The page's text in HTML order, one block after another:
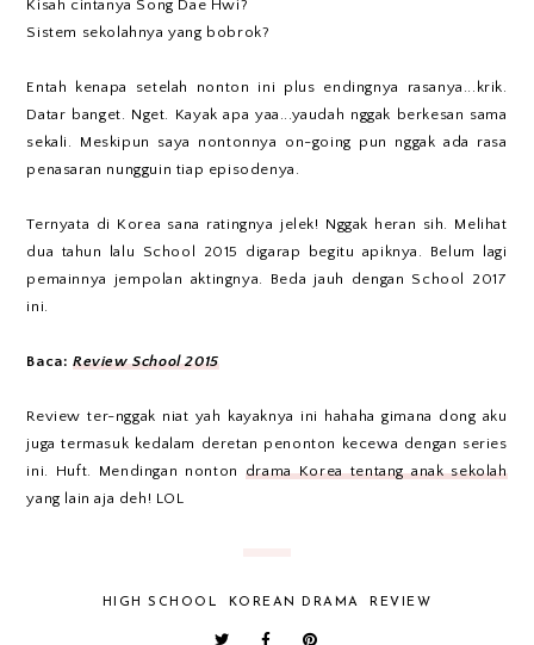
Kisah cintanya Song Dae Hwi?
Sistem sekolahnya yang bobrok?
Entah kenapa setelah nonton ini plus endingnya rasanya...krik.
Datar banget. Nget. Kayak apa yaa...yaudah nggak berkesan sama
sekali. Meskipun saya nontonnya on-going pun nggak ada rasa
penasaran nungguin tiap episodenya.
Ternyata di Korea sana ratingnya jelek! Nggak heran sih. Melihat
dua tahun lalu School 2015 digarap begitu apiknya. Belum lagi
pemainnya jempolan aktingnya. Beda jauh dengan School 2017
ini.
Baca:Review School 2015
Review ter-nggak niat yah kayaknya ini hahaha gimana dong aku
juga termasuk kedalam deretan penonton kecewa dengan series
ini. Huft. Mendingan nonton drama Korea tentang anak sekolah
yang lain aja deh! LOL
HIGH SCHOOL KOREAN DRAMA REVIEW